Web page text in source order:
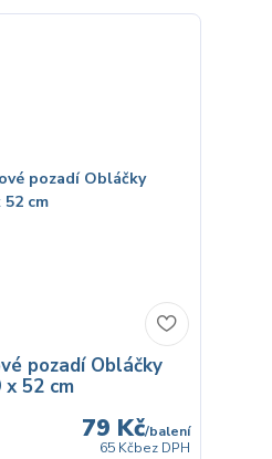
pozadí Obláčky
52 cm
79 Kč/balení
65 Kčbez DPH